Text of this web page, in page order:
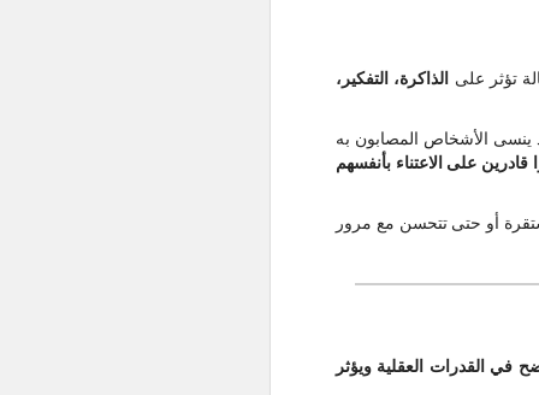
تؤثر على الذاكرة، التفكير،
ينسى الأشخاص المصابون به
قادرين على الاعتناء بأنفسهم
أو حتى تتحسن مع مرور
في القدرات العقلية ويؤثر